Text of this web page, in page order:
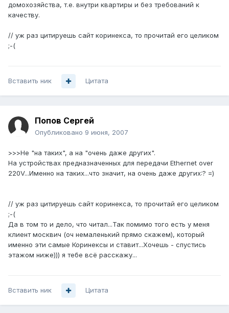
домохозяйства, т.е. внутри квартиры и без требований к
качеству.
// уж раз цитируешь сайт коринекса, то прочитай его целиком
;-(
Вставить ник Цитата
Попов Сергей
Опубликовано 9 июня, 2007
>>>Не "на таких", а на "очень даже других".
На устройствах предназначенных для передачи Ethernet over
220V...Именно на таких...что значит, на очень даже других:? =)
// уж раз цитируешь сайт коринекса, то прочитай его целиком
;-(
Да в том то и дело, что читал...Так помимо того есть у меня
клиент москвич (оч немаленький прямо скажем), который
именно эти самые Коринексы и ставит...Хочешь - спустись
этажом ниже))) я тебе всё расскажу...
Вставить ник Цитата